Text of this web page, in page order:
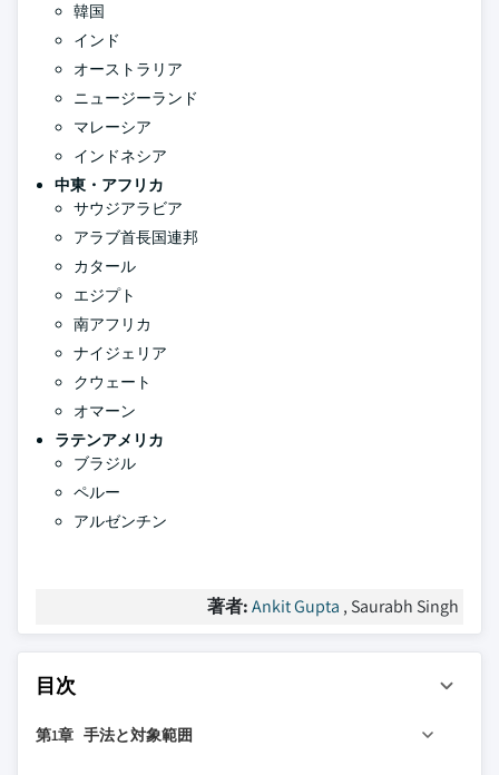
韓国
インド
オーストラリア
ニュージーランド
マレーシア
インドネシア
中東・アフリカ
サウジアラビア
アラブ首長国連邦
カタール
エジプト
南アフリカ
ナイジェリア
クウェート
オマーン
ラテンアメリカ
ブラジル
ペルー
アルゼンチン
著者:Ankit Gupta , Saurabh Singh
目次
第1章 手法と対象範囲